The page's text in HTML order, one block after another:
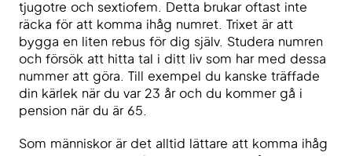
tjugotre och sextiofem. Detta brukar oftast inte
räcka för att komma ihåg numret. Trixet är att
bygga en liten rebus för dig själv. Studera numren
och försök att hitta tal i ditt liv som har med dessa
nummer att göra. Till exempel du kanske träffade
din kärlek när du var 23 år och du kommer gå i
pension när du är 65.
Som människor är det alltid lättare att komma ihåg